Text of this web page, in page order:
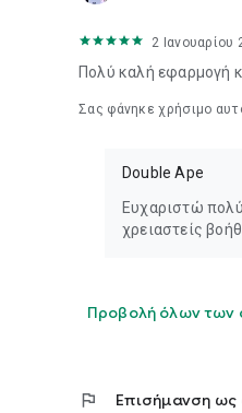
2 Ιανουαρίου
Πολύ καλή εφαρμογή
Σας φάνηκε χρήσιμο
Double Ape
Ευχαριστώ
χρειαστείς
Προβολή όλων των
flag Επισήμανση ως